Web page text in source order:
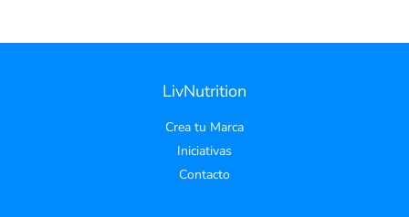
LivNutrition
Crea tu Marca
Iniciativas
Contacto